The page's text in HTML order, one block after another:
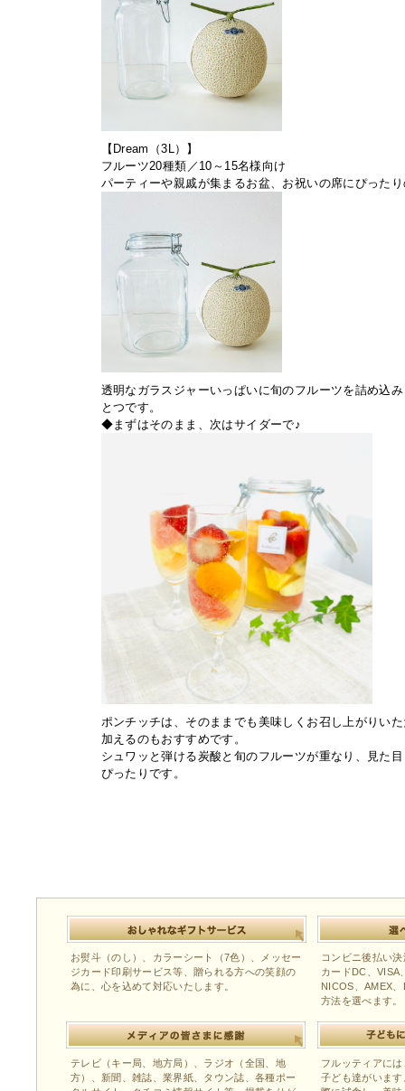
【Dream（3L）】
フルーツ20種類／10～15名様向け
パーティーや親戚が集まるお盆、お祝いの席にぴった
透明なガラスジャーいっぱいに旬のフルーツを詰め込
とつです。
◆まずはそのまま、次はサイダーで♪
ポンチッチは、そのままでも美味しくお召し上がりい
加えるのもおすすめです。
シュワッと弾ける炭酸と旬のフルーツが重なり、見た
ぴったりです。
お熨斗（のし）、カラーシート（7色）、メッセー
ジカード印刷サービス等、贈られる方への笑顔の
為に、心を込めて対応いたします。
コンビニ後払い
カードDC、
NICOS、AMEX
方法を選べます。
テレビ（キー局、地方局）、ラジオ（全国、地
方）、新聞、雑誌、業界紙、タウン誌、各種ポー
フルッティアに
子ども達がいま